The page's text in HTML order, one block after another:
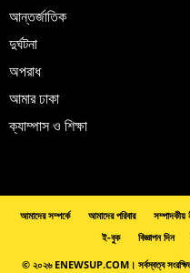
আন্তর্জাতিক
দুর্ঘটনা
অপরাধ
আমার ঢাকা
ক্যাম্পাস ও শিক্ষা
আমাদের সম্পর্কে আমাদের পরিবার সম্পাদকীয়
ই-বুক
বিজ্ঞাপন দিন
© ২০২৬ ENEWSUP.COM। সর্বস্বত্ব